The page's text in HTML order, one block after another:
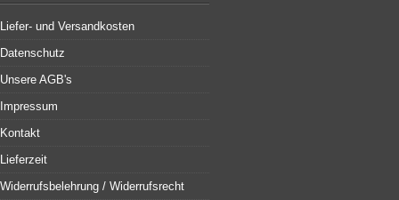
Liefer- und Versandkosten
Datenschutz
Unsere AGB's
Impressum
Kontakt
Lieferzeit
Widerrufsbelehrung / Widerrufsrecht